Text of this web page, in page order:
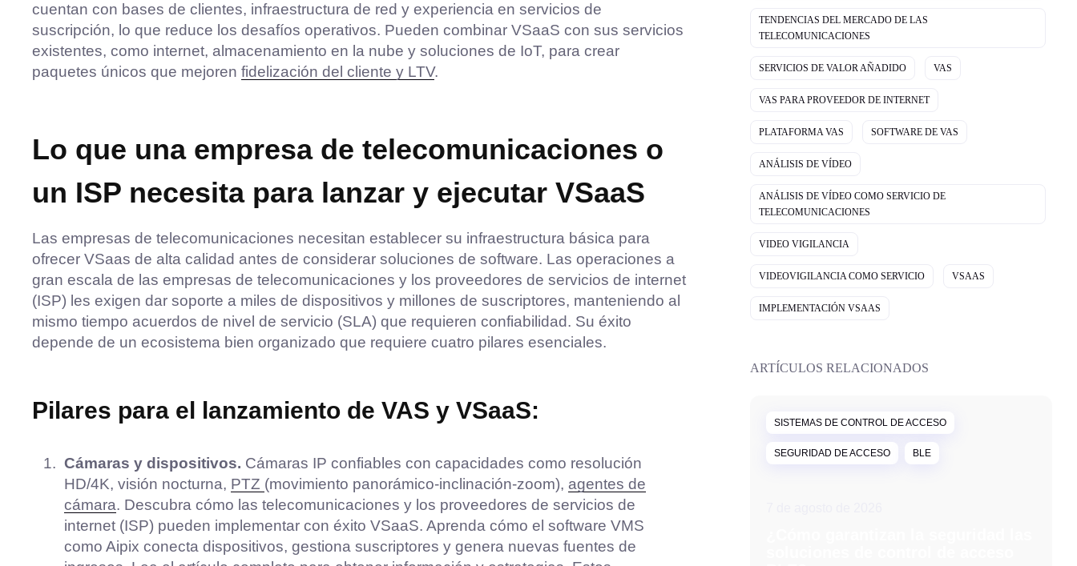
cuentan con bases de clientes, infraestructura de red y experiencia en servicios de
suscripción, lo que reduce los desafíos operativos. Pueden combinar VSaaS con sus servicios
existentes, como internet, almacenamiento en la nube y soluciones de IoT, para crear
paquetes únicos que mejoren fidelización del cliente y LTV.
Lo que una empresa de telecomunicaciones o
un ISP necesita para lanzar y ejecutar VSaaS
Las empresas de telecomunicaciones necesitan establecer su infraestructura básica para
ofrecer VSaas de alta calidad antes de considerar soluciones de software. Las operaciones a
gran escala de las empresas de telecomunicaciones y los proveedores de servicios de internet
(ISP) les exigen dar soporte a miles de dispositivos y millones de suscriptores, manteniendo al
mismo tiempo acuerdos de nivel de servicio (SLA) que requieren confiabilidad. Su éxito
depende de un ecosistema bien organizado que requiere cuatro pilares esenciales.
Pilares para el lanzamiento de VAS y VSaaS:
Cámaras y dispositivos. Cámaras IP confiables con capacidades como resolución
HD/4K, visión nocturna, PTZ (movimiento panorámico-inclinación-zoom), agentes de
cámara. Descubra cómo las telecomunicaciones y los proveedores de servicios de
internet (ISP) pueden implementar con éxito VSaaS. Aprenda cómo el software VMS
como Aipix conecta dispositivos, gestiona suscriptores y genera nuevas fuentes de
TENDENCIAS DEL MERCADO DE LAS
TELECOMUNICACIONES
SERVICIOS DE VALOR AÑADIDO VAS
VAS PARA PROVEEDOR DE INTERNET
PLATAFORMA VAS SOFTWARE DE VAS
ANÁLISIS DE VÍDEO
ANÁLISIS DE VÍDEO COMO SERVICIO DE
TELECOMUNICACIONES
VIDEO VIGILANCIA
VIDEOVIGILANCIA COMO SERVICIO VSAAS
IMPLEMENTACIÓN VSAAS
ARTÍCULOS RELACIONADOS
SISTEMAS DE CONTROL DE ACCESO
SEGURIDAD DE ACCESO BLE